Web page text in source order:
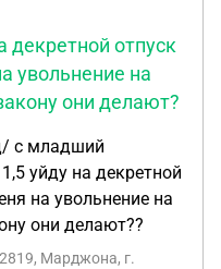
декретной отпуск
увольнение на
они делают?
с младший
уйду на декретной
на увольнение на
они делают??
Марджона, г.